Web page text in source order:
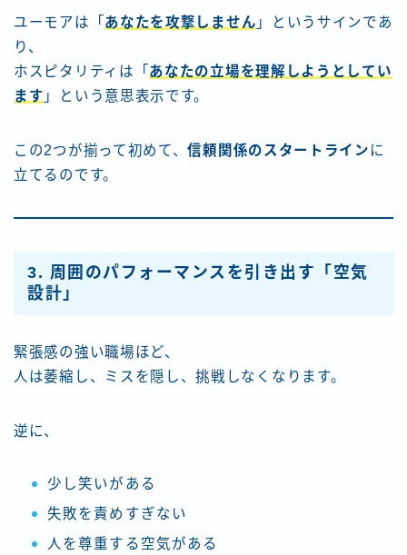
ユーモアは「 あなたを攻撃しません 」というサインであ
り、
ホスピタリティは「 あなたの立場を理解しようとしてい
ます 」という意思表示です。
この2つが揃って初めて、信頼関係のスタートライン に
立てるのです。
3. 周囲のパフォーマンスを引き出す「空気
設計」
緊張感の強い職場ほど、
人は萎縮し、ミスを隠し、挑戦しなくなります。
逆に、
少し笑いがある
失敗を責めすぎない
人を尊重する空気がある